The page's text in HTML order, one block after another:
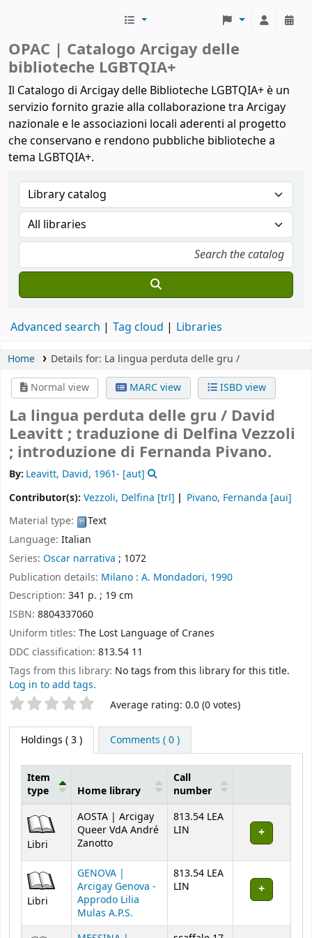
OPAC | Catalogo Arcigay delle
biblioteche LGBTQIA+
Il Catalogo di Arcigay delle Biblioteche LGBTQIA+ è un
servizio fornito grazie alla collaborazione tra Arcigay
nazionale e le associazioni locali aderenti al progetto
che conservano e rendono pubbliche biblioteche a
tema LGBTQIA+.
Advanced search Tag cloud Libraries
Home Details for: La lingua perduta delle gru /
Normal view
MARC view ISBD view
La lingua perduta delle gru / David
Leavitt ; traduzione di Delfina Vezzoli
; introduzione di Fernanda Pivano.
By: Leavitt, David, 1961- [aut]
Contributor(s): Vezzoli, Delfina [trl] Pivano, Fernanda [aui]
Material type:
Text
Language: Italian
Series: Oscar narrativa ; 1072
Publication details: Milano : A. Mondadori, 1990
Description: 341 p. ; 19 cm
ISBN: 8804337060
Uniform titles: The Lost Language of Cranes
DDC classification: 813.54 11
Tags from this library: No tags from this library for this title.
Log in to add tags.
Star ratings Average rating: 0.0 (0 votes)
Holdings ( 3 ) Comments ( 0 )
Holdings
Item
type
Home library
Call
number
Libri
AOSTA | Arcigay
Queer VdA André
Zanotto
813.54 LEA
LIN
Libri
GENOVA |
Arcigay Genova -
Approdo Lilia
Mulas A.P.S.
813.54 LEA
LIN